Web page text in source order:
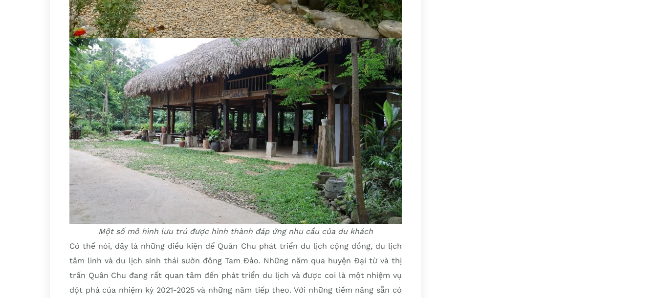
Một số mô hình lưu trú được hình thành đáp ứng nhu cầu của du khách
Có thể nói, đây là những điều kiện để Quân Chu phát triển du lịch cộng đồng, du lịch
tâm linh và du lịch sinh thái sườn đông Tam Đảo. Những năm qua huyện Đại từ và thị
trấn Quân Chu đang rất quan tâm đến phát triển du lịch và được coi là một nhiệm vụ
đột phá của nhiệm kỳ 2021-2025 và những năm tiếp theo. Với những tiềm năng sẵn có